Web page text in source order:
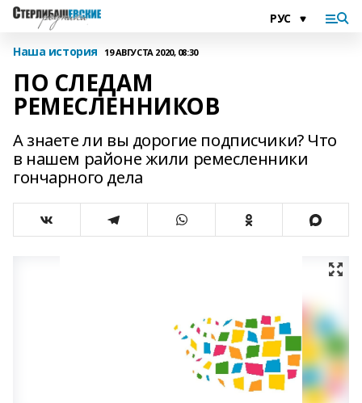
Наша история 19 АВГУСТА 2020, 08:30
ПО СЛЕДАМ
РЕМЕСЛЕННИКОВ
А знаете ли вы дорогие подписчики? Что
в нашем районе жили ремесленники
гончарного дела